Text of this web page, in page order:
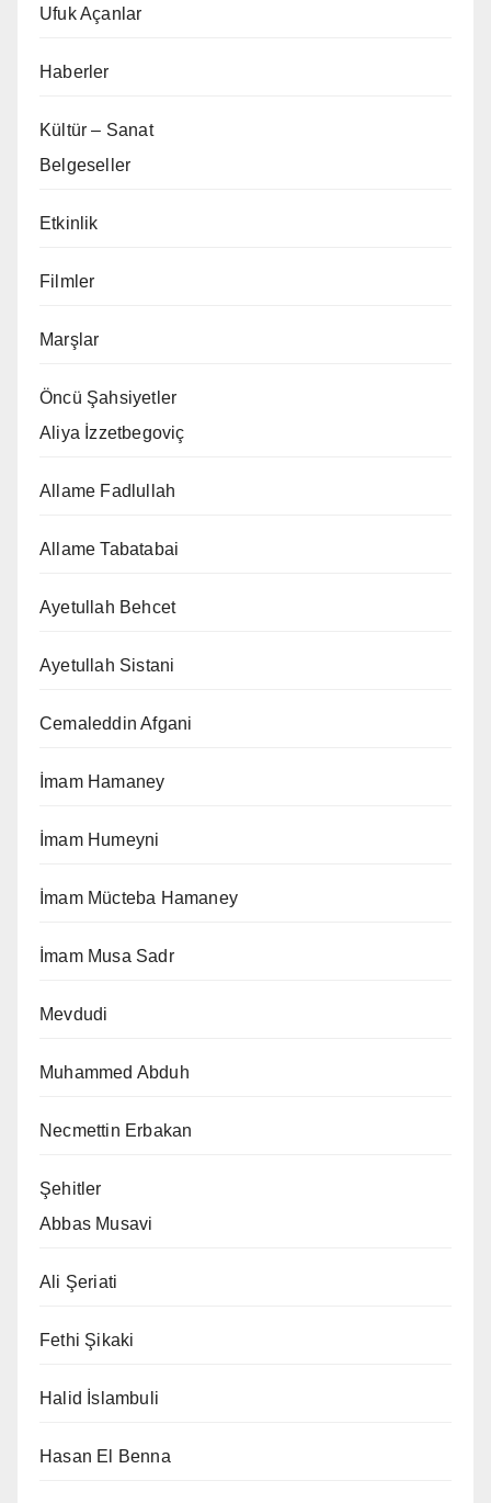
Ufuk Açanlar
Haberler
Kültür – Sanat
Belgeseller
Etkinlik
Filmler
Marşlar
Öncü Şahsiyetler
Aliya İzzetbegoviç
Allame Fadlullah
Allame Tabatabai
Ayetullah Behcet
Ayetullah Sistani
Cemaleddin Afgani
İmam Hamaney
İmam Humeyni
İmam Mücteba Hamaney
İmam Musa Sadr
Mevdudi
Muhammed Abduh
Necmettin Erbakan
Şehitler
Abbas Musavi
Ali Şeriati
Fethi Şikaki
Halid İslambuli
Hasan El Benna